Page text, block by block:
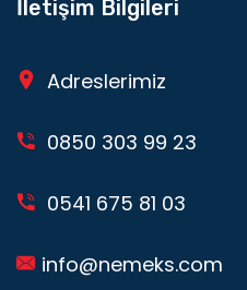
İletişim Bilgileri
Adreslerimiz
0850 303 99 23
0541 675 81 03
info@nemeks.com